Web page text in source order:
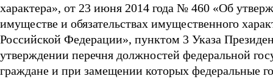
характера», от 23 июня 2014 года № 460 «Об
имуществе и обязательствах имущественного
Российской Федерации», пунктом 3 Указа
утверждении перечня должностей федеральной
граждане и при замещении которых федеральные